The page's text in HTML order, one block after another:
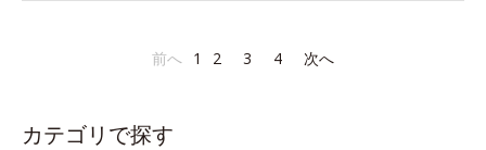
前へ 1 2 3 4 次へ
カテゴリで探す